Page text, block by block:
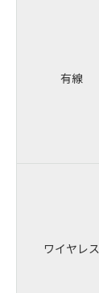
有線
ワイヤレス